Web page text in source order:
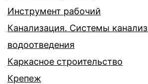
Инструмент рабочий
Канализация. Системы
водоотведения
Каркасное строительство
Крепеж